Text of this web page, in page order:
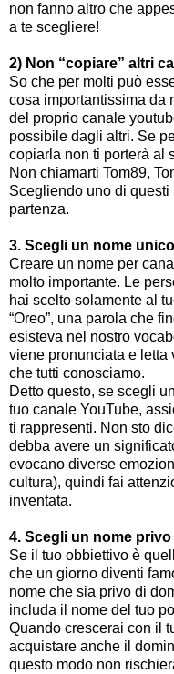
non fanno altro che
a te scegliere!
2) Non “copiare” altri
So che per molti può
cosa importantissima da
del proprio canale
possibile dagli altri. Se
copiarla non ti porterà al
Non chiamarti Tom89,
Scegliendo uno di
partenza.
3. Scegli un nome unico
Creare un nome per
molto importante. Le
hai scelto solamente al
“Oreo”, una parola che
esisteva nel nostro
viene pronunciata e letta
che tutti conosciamo.
Detto questo, se scegli
tuo canale YouTube,
ti rappresenti. Non sto
debba avere un
evocano diverse
cultura), quindi fai
inventata.
4. Scegli un nome
Se il tuo obbiettivo è
che un giorno diventi
nome che sia privo di
includa il nome del tuo
Quando crescerai con il
acquistare anche il
questo modo non